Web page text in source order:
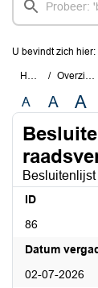
U bevindt zich hier:
Home Overzichten
A A A
ID
86
Datum
02-07-2026